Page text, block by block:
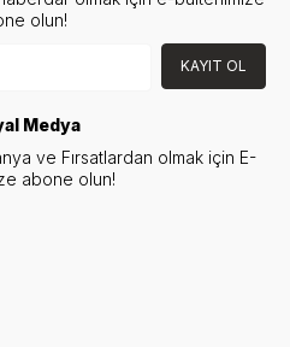
olun!
KAYIT OL
Medya
ve Fırsatlardan olmak için E-
abone olun!